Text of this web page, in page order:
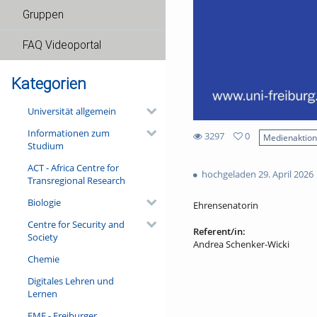
Gruppen
FAQ Videoportal
Kategorien
Universität allgemein
Informationen zum
Studium
ACT - Africa Centre for
Transregional Research
Biologie
Centre for Security and
Society
Chemie
Digitales Lehren und
Lernen
3297
views
0
hochgeladen 29. April 2026
Ehrensenatorin
Referent/in:
Andrea Schenker-Wicki